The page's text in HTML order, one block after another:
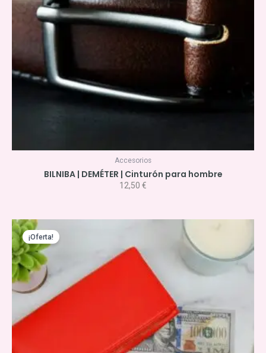
Accesorios
BILNIBA | DEMÉTER | Cinturón para hombre
12,50 €
¡Oferta!
original
era:
19,50 €.
13,50 €.